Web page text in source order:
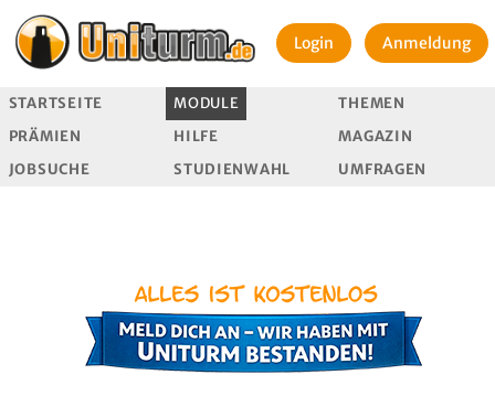
Login Anmeldung
STARTSEITE MODULE
THEMEN
PRÄMIEN
HILFE
MAGAZIN
JOBSUCHE
STUDIENWAHL UMFRAGEN